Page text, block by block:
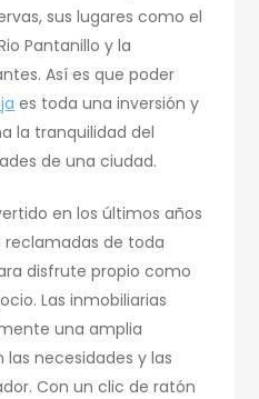
sus lugares como el
Pantanillo y la
Así es que poder
es toda una inversión y
la tranquilidad del
de una ciudad.
en los últimos años
reclamadas de toda
disfrute propio como
Las inmobiliarias
una amplia
necesidades y las
Con un clic de ratón